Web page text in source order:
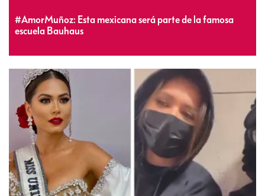
#AmorMuñoz: Esta mexicana será parte de la famosa
escuela Bauhaus